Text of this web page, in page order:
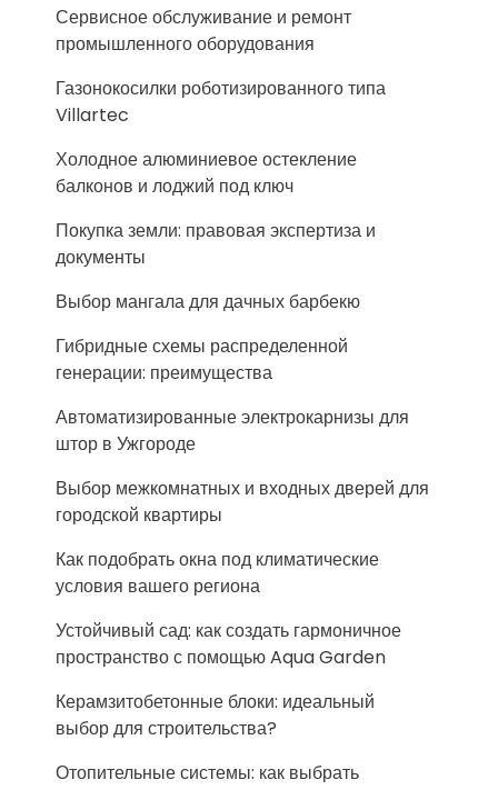
Сервисное обслуживание и ремонт
промышленного оборудования
Газонокосилки роботизированного типа
Villartec
Холодное алюминиевое остекление
балконов и лоджий под ключ
Покупка земли: правовая экспертиза и
документы
Выбор мангала для дачных барбекю
Гибридные схемы распределенной
генерации: преимущества
Автоматизированные электрокарнизы для
штор в Ужгороде
Выбор межкомнатных и входных дверей для
городской квартиры
Как подобрать окна под климатические
условия вашего региона
Устойчивый сад: как создать гармоничное
пространство с помощью Aqua Garden
Керамзитобетонные блоки: идеальный
выбор для строительства?
Отопительные системы: как выбрать